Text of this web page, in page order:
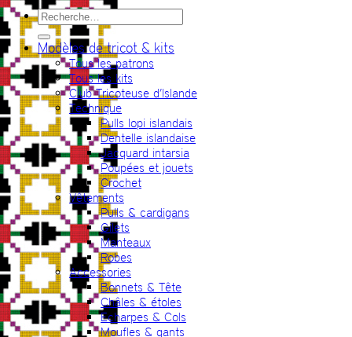
Recherche
pour :
Modèles de tricot & kits
Tous les patrons
Tous les kits
Club Tricoteuse d’Islande
Technique
Pulls lopi islandais
Dentelle islandaise
Jacquard intarsia
Poupées et jouets
Crochet
Vêtements
Pulls & cardigans
Gilets
Manteaux
Robes
Accessories
Bonnets & Tête
Châles & étoles
Echarpes & Cols
Moufles & gants